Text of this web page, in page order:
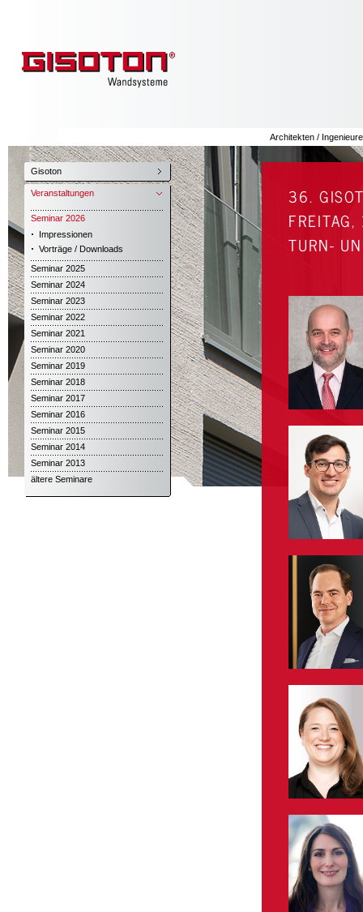
Architekten / Ingenieure
36.
TURN-
Gisoton
Veranstaltungen
Seminar 2026
Impressionen
Vorträge / Downloads
Seminar 2025
Seminar 2024
Seminar 2023
Seminar 2022
Seminar 2021
Seminar 2020
Seminar 2019
Seminar 2018
Seminar 2017
Seminar 2016
Seminar 2015
Seminar 2014
Seminar 2013
ältere Seminare